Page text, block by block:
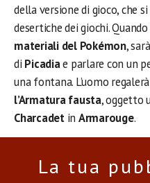
della versione di gioco, che
desertiche dei giochi.
materiali del Pokémon,
di Picadiae parlare con un
una fontana. L’uomo
l’Armatura fausta, oggetto
Charcadet in Armarouge.
La tua